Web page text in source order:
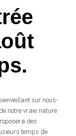
sur nous-
notre vraie nature
des
temps de